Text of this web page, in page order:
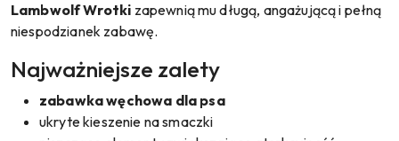
Lambwolf Wrotki zapewnią mu długą, angażującą i pełną
niespodzianek zabawę.
Najważniejsze zalety
zabawka węchowa dla psa
ukryte kieszenie na smaczki